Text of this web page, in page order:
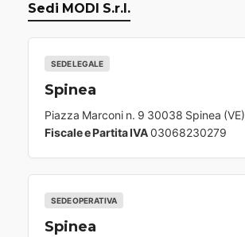
Sedi MODI S.r.l.
SEDE LEGALE
Spinea
Piazza Marconi n. 9 30038 Spinea (VE)
Fiscale e Partita IVA03068230279
SEDE OPERATIVA
Spinea